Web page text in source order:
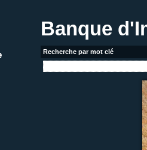
Banque
Recherche par mot clé